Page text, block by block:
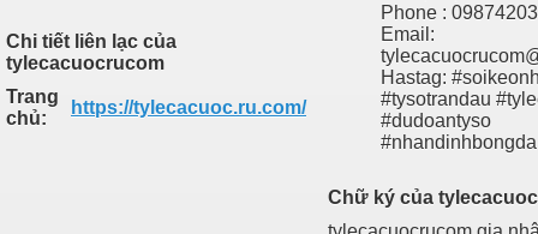
Chi tiết liên lạc của
tylecacuocrucom
Trang
chủ:
https://tylecacuoc.ru.com/
Phone :
Email:
Hastag:
#tysotrandau
#dudoantyso
#nhandinhbongda
Chữ ký của